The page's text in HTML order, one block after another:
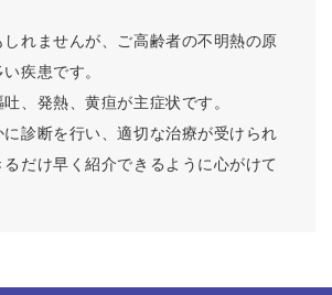
れませんが、ご高齢者の不明熱の原
疾患です。
、発熱、黄疸が主症状です。
診断を行い、適切な治療が受けられ
だけ早く紹介できるように心がけて